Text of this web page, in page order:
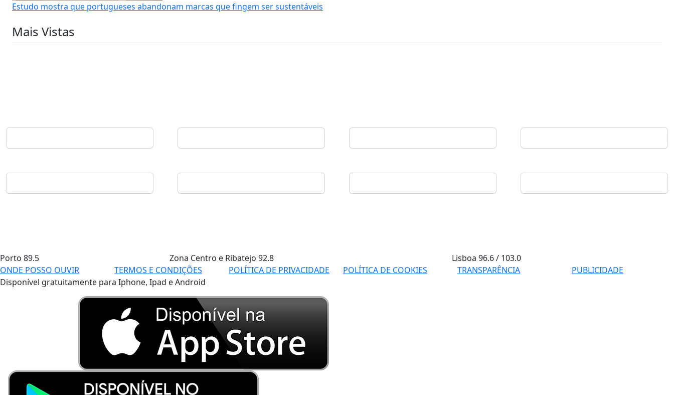
Estudo mostra que portugueses abandonam marcas que fingem ser sustentáveis
Mais Vistas
Porto 89.5 Zona Centro e Ribatejo 92.8 Lisboa96.6 / 103.0
ONDE POSSO OUVIR
TERMOS E CONDIÇÕES POLÍTICA DE PRIVACIDADE POLÍTICA DE COOKIES TRANSPARÊNCIA
PUBLICIDADE
Disponível gratuitamente para Iphone, Ipad e Android